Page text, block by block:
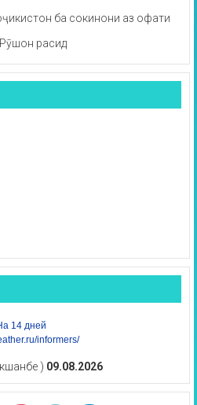
ба сокинони аз офати
Рӯшон расид
14 дней
informers/
) 09.08.2026